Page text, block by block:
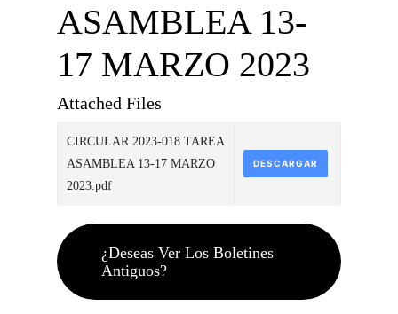
ASAMBLEA 13-
17 MARZO 2023
Attached Files
CIRCULAR 2023-018 TAREA
ASAMBLEA 13-17 MARZO
2023.pdf
DESCARGAR
¿Deseas Ver Los Boletines
Antiguos?